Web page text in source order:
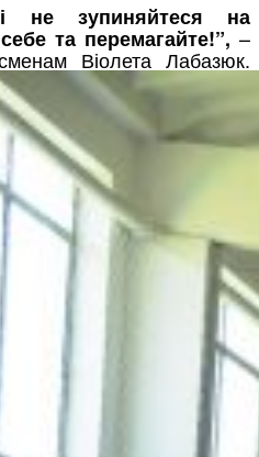
не зупиняйтеся на
та перемагайте!”, –
Віолета Лабазюк.